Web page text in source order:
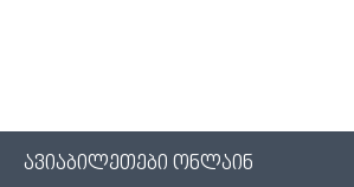
ავიაბილეთები ონლაინ